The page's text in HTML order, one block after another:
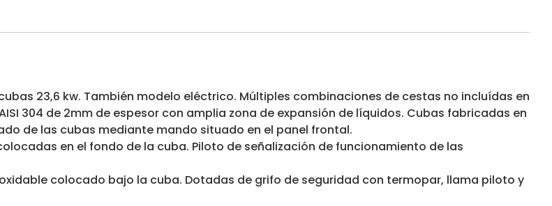
23,6 kw. También modelo eléctrico. Múltiples combinaciones de cestas no incluídas en
304 de 2mm de espesor con amplia zona de expansión de líquidos. Cubas fabricadas en
de las cubas mediante mando situado en el panel frontal.
en el fondo de la cuba. Piloto de señalización de funcionamiento de las
colocado bajo la cuba. Dotadas de grifo de seguridad con termopar, llama piloto y